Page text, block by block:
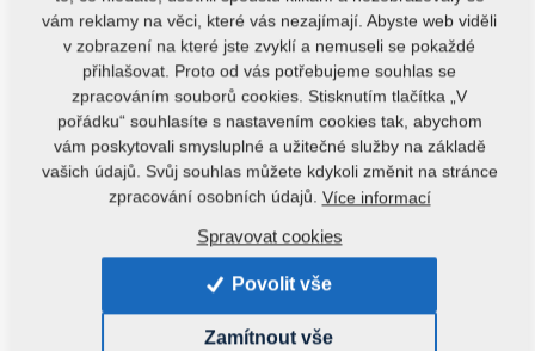
PODLOŽKA PLOCHÁ 13
m17741
SEGMENT pr.34/180
75ShA
m12119
vám reklamy na věci, které vás nezajímají. Abyste web viděli
v zobrazení na které jste zvyklí a nemuseli se pokaždé
přihlašovat. Proto od vás potřebujeme souhlas se
zpracováním souborů cookies. Stisknutím tlačítka „V
pořádku“ souhlasíte s nastavením cookies tak, abychom
vám poskytovali smysluplné a užitečné služby na základě
vašich údajů. Svůj souhlas můžete kdykoli změnit na stránce
zpracování osobních údajů. Více informací
Spravovat cookies
Povolit vše
Zamítnout vše